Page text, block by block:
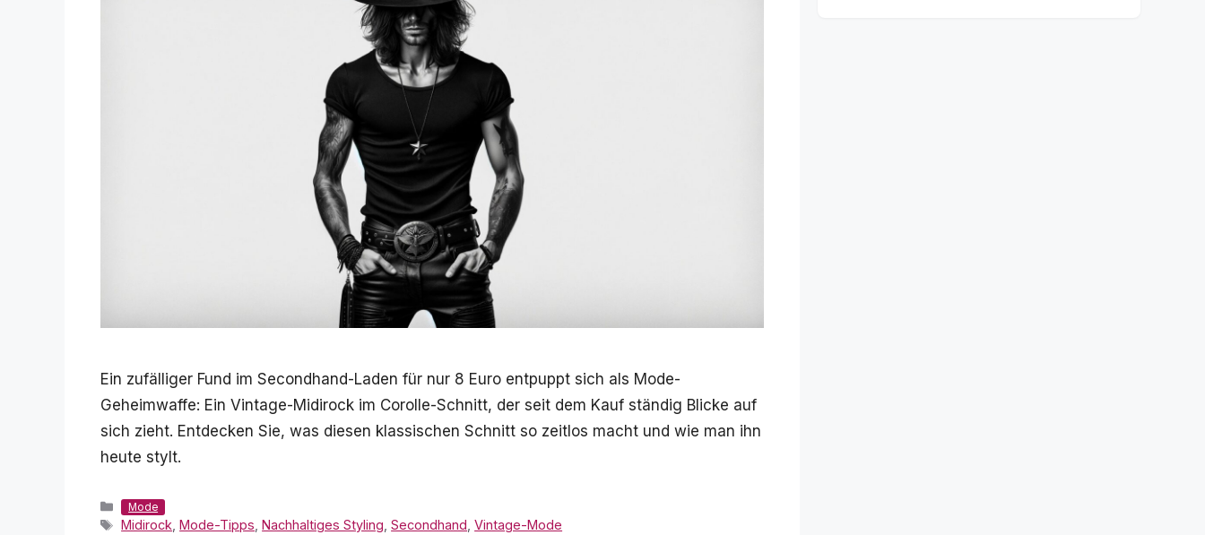
Ein zufälliger Fund im Secondhand-Laden für nur 8 Euro entpuppt sich als Mode-
Geheimwaffe: Ein Vintage-Midirock im Corolle-Schnitt, der seit dem Kauf ständig Blicke auf
sich zieht. Entdecken Sie, was diesen klassischen Schnitt so zeitlos macht und wie man ihn
heute stylt.
Kategorien
Mode
Schlagwörter
Midirock ,Mode-Tipps ,Nachhaltiges Styling ,Secondhand ,Vintage-Mode